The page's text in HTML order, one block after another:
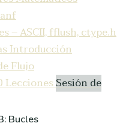
– ASCII, fflush, ctype.h
Introducción
Flujo
LeccionesSesión de
Bucles